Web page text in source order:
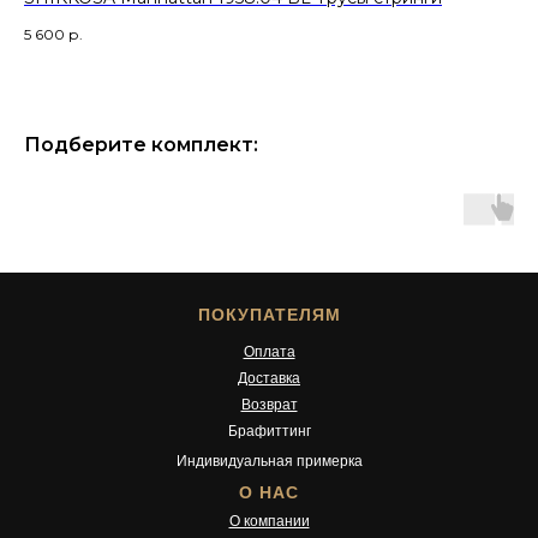
5 600 р.
Подберите комплект:
ПОКУПАТЕЛЯМ
О НАС
Оплата
Доставка
Брафиттинг
Индивидуальная примерка
Возврат
О компании